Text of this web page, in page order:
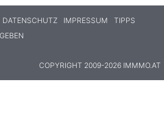
DATENSCHUTZ IMPRESSUM
TIPPS
COPYRIGHT 2009-2026 IMMMO.AT